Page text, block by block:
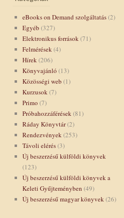
eBooks on Demand szolgáltatás(2)
Egyéb (327)
Elektronikus források(71)
Felmérések(4)
Hírek(206)
Könyvajánló (13)
Közösségi web (1)
Kurzusok(7)
Primo (7)
Próbahozzáférések(81)
Ráday Könyvtár(2)
Rendezvények(253)
Távoli elérés(3)
Új beszerzésű külföldi könyvek
(123)
Új beszerzésű külföldi könyvek a
Keleti Gyűjteményben (49)
Új beszerzésű magyar könyvek(26)